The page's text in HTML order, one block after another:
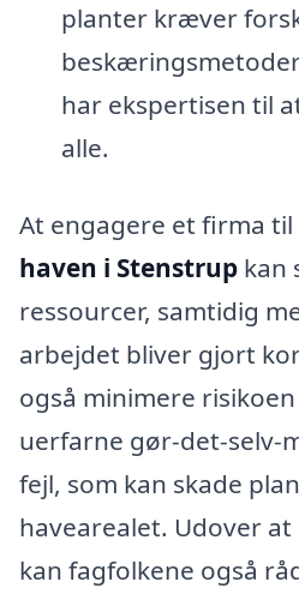
planter kræver
har ekspertisen til
alle.
At engagere et firma til
haven i Stenstrup kan
ressourcer, samtidig
arbejdet bliver gjort
også minimere
uerfarne gør-det-selv-
fejl, som kan skade
havearealet. Udover
kan fagfolkene også